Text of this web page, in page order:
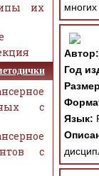
Автор:
Год
Язык:
их
с
с